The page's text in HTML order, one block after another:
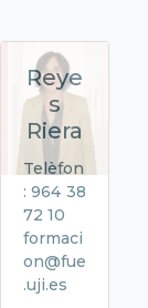
Reye
s
Riera
Telèfon
: 964 38
72 10
formaci
on@fue
.uji.es